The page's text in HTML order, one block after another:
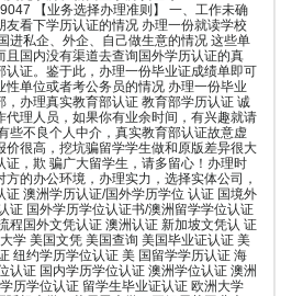
【业务选择办理准则】 一、工作未确
友看下学历认证的情况 办理一份就读学校
进私企、外企、自己做生意的情况 这些单
且国内没有渠道去查询国外学历认证的真
认证。鉴于此，办理一份毕业证成绩单即可
单位或者考公务员的情况 办理一份毕业
，办理真实教育部认证 教育部学历认证 诚
代理人员，如果你有业余时间，有兴趣就请
些不良个人中介，真实教育部认证故意虚
价很高，挖坑骗留学学生做和原版差异很大
证，欺 骗广大留学生，请多留心！办理时
的办公环境，办理实力，选择实体公司，
证 澳洲学历认证/国外学历学位 认证 国境外
证 国外学历学位认证书/澳洲留学学位认证
程国外文凭认证 澳洲认证 新加坡文凭认 证
学 美国文凭 美国查询 美国毕业证认证 美
纽约学历学位认证 美 国留学学历认证 海
认证 国内学历学位认证 澳洲学位认证 澳洲
历学位认证 留学生毕业证认证 欧洲大学